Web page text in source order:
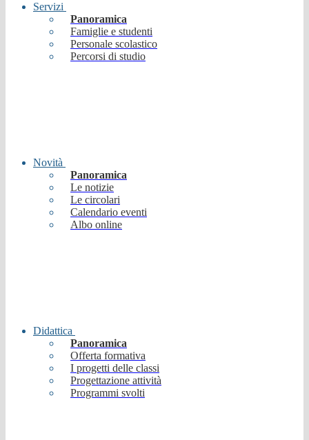
Servizi
Panoramica
Famiglie e studenti
Personale scolastico
Percorsi di studio
Novità
Panoramica
Le notizie
Le circolari
Calendario eventi
Albo online
Didattica
Panoramica
Offerta formativa
I progetti delle classi
Progettazione attività
Programmi svolti